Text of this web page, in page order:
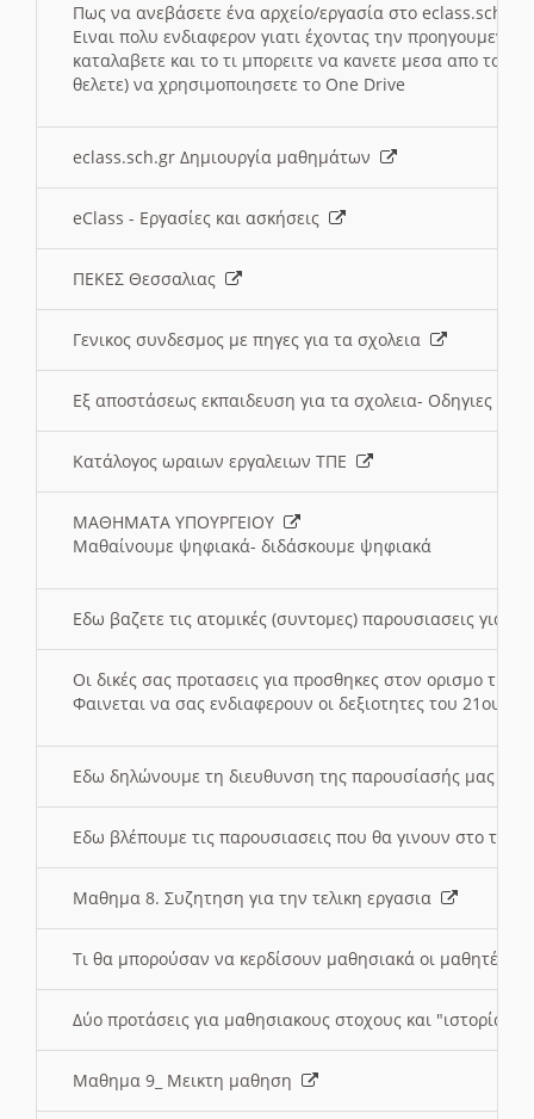
Πως να ανεβάσετε ένα αρχείο/εργασία στο eclass.sch.gr
Ειναι πολυ ενδιαφερον γιατι έχοντας την
καταλαβετε και το τι μπορειτε να κανετε μεσα απο το
θελετε) να χρησιμοποιησετε το One Drive
eclass.sch.gr Δημιουργία μαθημάτων
eClass - Εργασίες και ασκήσεις
ΠΕΚΕΣ Θεσσαλιας
Γενικος συνδεσμος με πηγες για τα σχολεια
Εξ αποστάσεως εκπαιδευση για τα σχολεια- Οδηγιες
Κατάλογος ωραιων εργαλειων ΤΠΕ
ΜΑΘΗΜΑΤΑ ΥΠΟΥΡΓΕΙΟΥ
Μαθαίνουμε ψηφιακά- διδάσκουμε ψηφιακά
Εδω βαζετε τις ατομικές (συντομες) παρουσιασεις για
Οι δικές σας προτασεις για προσθηκες στον ορισμο
Φαινεται να σας ενδιαφερουν οι δεξιοτητες του 21ου
Εδω δηλώνουμε τη διευθυνση της παρουσίασής μας
Εδω βλέπουμε τις παρουσιασεις που θα γινουν στο
Μαθημα 8. Συζητηση για την τελικη εργασια
Τι θα μπορούσαν να κερδίσουν μαθησιακά οι μαθητές/
Δύο προτάσεις για μαθησιακους στοχους και "ιστορία"
Μαθημα 9_ Μεικτη μαθηση